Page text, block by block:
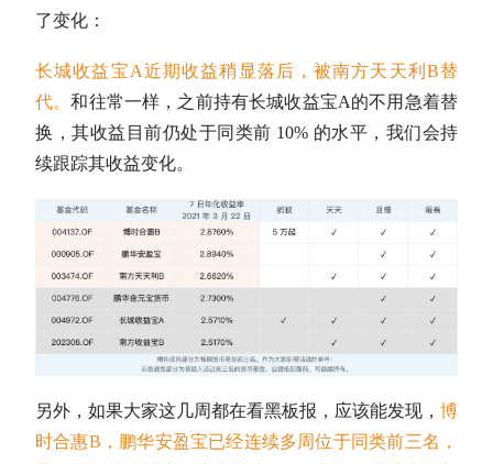
了变化：
长城收益宝A近期收益稍显落后，被南方天天利B替
代。和往常一样，之前持有长城收益宝A的不用急着替
换，其收益目前仍处于同类前 10% 的水平，我们会持
续跟踪其收益变化。
另外，如果大家这几周都在看黑板报，应该能发现， 博
时合惠B，鹏华安盈宝已经连续多周位于同类前三名，